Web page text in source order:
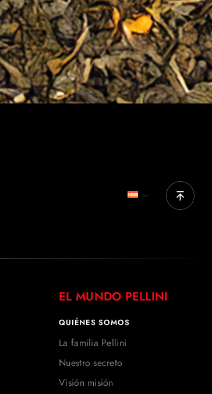
EL MUNDO PELLINI
QUIÉNES SOMOS
La familia Pellini
Nuestro secreto
Visión misión